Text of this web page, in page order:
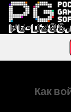
Skip
content
Как